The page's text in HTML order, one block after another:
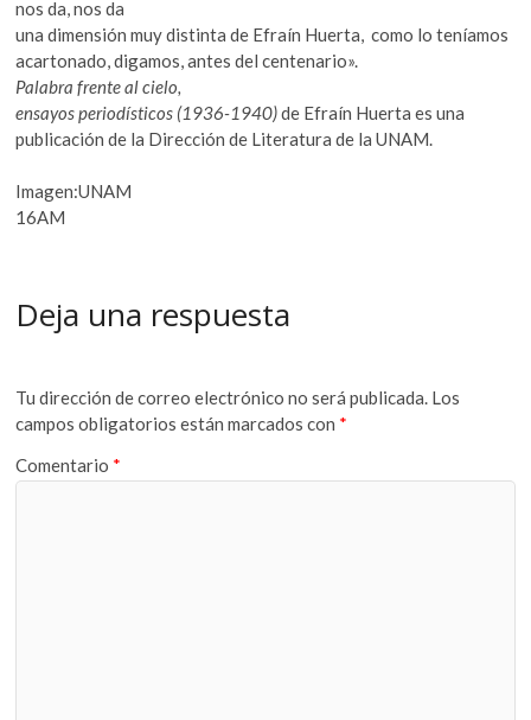
nos da, nos da
una dimensión muy distinta de Efraín Huerta, como lo teníamos
acartonado, digamos, antes del centenario».
Palabra frente al cielo,
ensayos periodísticos (1936-1940)de Efraín Huerta es una
publicación de la Dirección de Literatura de la UNAM.
Imagen:UNAM
16AM
Deja una respuesta
Tu dirección de correo electrónico no será publicada. Los
campos obligatorios están marcados con *
Comentario *